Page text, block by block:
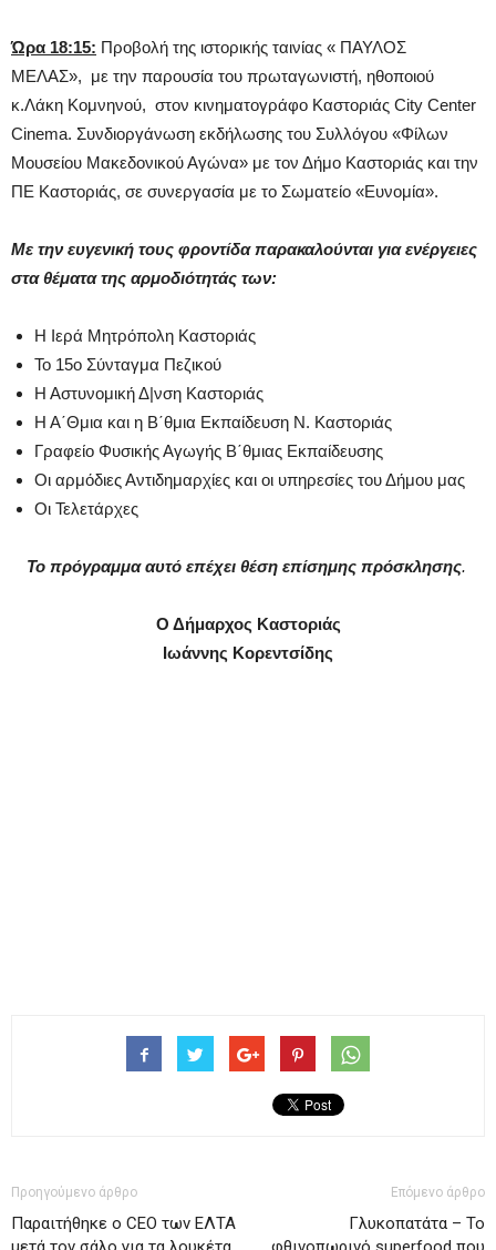
Ώρα 18:15: Προβολή της ιστορικής ταινίας « ΠΑΥΛΟΣ
ΜΕΛΑΣ», με την παρουσία του πρωταγωνιστή, ηθοποιού
κ.Λάκη Κομνηνού, στον κινηματογράφο Καστοριάς City Center
Cinema. Συνδιοργάνωση εκδήλωσης του Συλλόγου «Φίλων
Μουσείου Μακεδονικού Αγώνα» με τον Δήμο Καστοριάς και την
ΠΕ Καστοριάς, σε συνεργασία με το Σωματείο «Ευνομία».
Με την ευγενική τους φροντίδα παρακαλούνται για ενέργειες
στα θέματα της αρμοδιότητάς των:
Η Ιερά Μητρόπολη Καστοριάς
Το 15ο Σύνταγμα Πεζικού
Η Αστυνομική Δ|νση Καστοριάς
Η Α΄Θμια και η Β΄θμια Εκπαίδευση Ν. Καστοριάς
Γραφείο Φυσικής Αγωγής Β΄θμιας Εκπαίδευσης
Οι αρμόδιες Αντιδημαρχίες και οι υπηρεσίες του Δήμου μας
Οι Τελετάρχες
Το πρόγραμμα αυτό επέχει θέση επίσημης πρόσκλησης.
Ο Δήμαρχος Καστοριάς
Ιωάννης Κορεντσίδης
Προηγούμενο άρθρο
Παραιτήθηκε ο CEO των ΕΛΤΑ
Επόμενο άρθρο
Γλυκοπατάτα – Το